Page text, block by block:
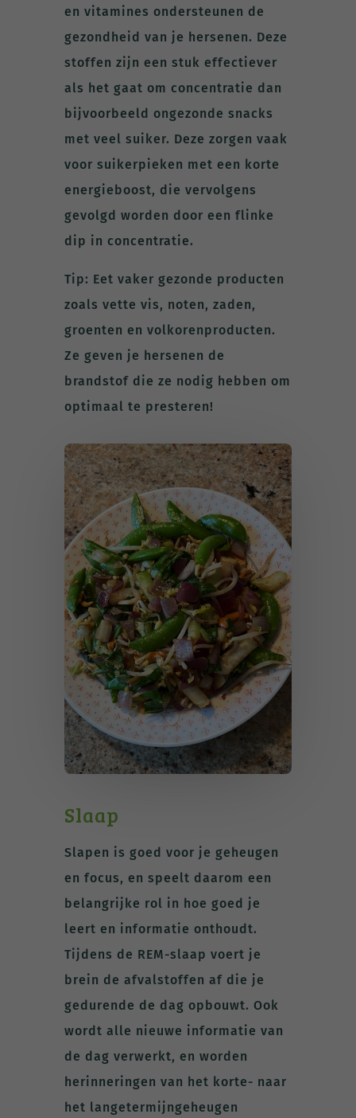
en vitamines ondersteunen de
gezondheid van je hersenen. Deze
stoffen zijn een stuk effectiever
als het gaat om concentratie dan
bijvoorbeeld ongezonde snacks
met veel suiker. Deze zorgen vaak
voor suikerpieken met een korte
energieboost, die vervolgens
gevolgd worden door een flinke
dip in concentratie.
Tip: Eet vaker gezonde producten
zoals vette vis, noten, zaden,
groenten en volkorenproducten.
Ze geven je hersenen de
brandstof die ze nodig hebben om
optimaal te presteren!
Slaap
Slapen is goed voor je geheugen
en focus, en speelt daarom een
belangrijke rol in hoe goed je
leert en informatie onthoudt.
Tijdens de REM-slaap voert je
brein de afvalstoffen af die je
gedurende de dag opbouwt. Ook
wordt alle nieuwe informatie van
de dag verwerkt, en worden
herinneringen van het korte- naar
het langetermijngeheugen